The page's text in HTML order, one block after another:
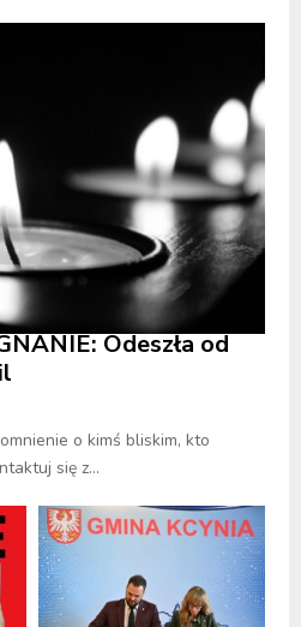
Odeszła od
o kimś bliskim, kto
się z...